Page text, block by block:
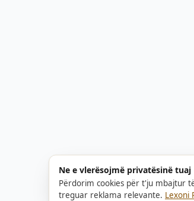
Ne e vlerësojmë privatësinë tuaj
Përdorim cookies për t'ju mbajtur
treguar reklama relevante. Lexoni